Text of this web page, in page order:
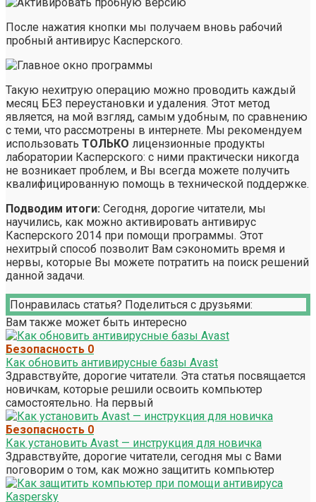
После нажатия кнопки мы получаем вновь рабочий
пробный антивирус Касперского.
Такую нехитрую операцию можно проводить каждый
месяц БЕЗ переустановки и удаления. Этот метод
является, на мой взгляд, самым удобным, по сравнению
с теми, что рассмотрены в интернете. Мы рекомендуем
использовать ТОЛЬКО лицензионные продукты
лаборатории Касперского: с ними практически никогда
не возникает проблем, и Вы всегда можете получить
квалифицированную помощь в технической поддержке.
Подводим итоги: Сегодня, дорогие читатели, мы
научились, как можно активировать антивирус
Касперского 2014 при помощи программы. Этот
нехитрый способ позволит Вам сэкономить время и
нервы, которые Вы можете потратить на поиск решений
данной задачи.
Понравилась статья? Поделиться с друзьями:
Вам также может быть интересно
Безопасность 0
Как обновить антивирусные базы Avast
Здравствуйте, дорогие читатели. Эта статья посвящается
новичкам, которые решили освоить компьютер
самостоятельно. На первый
Безопасность 0
Как установить Avast — инструкция для новичка
Здравствуйте, дорогие читатели, сегодня мы с Вами
поговорим о том, как можно защитить компьютер